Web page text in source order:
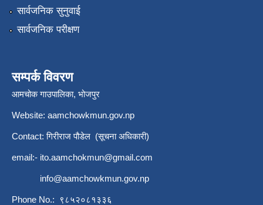
सार्वजनिक सुनुवाई
सार्वजनिक परीक्षण
सम्पर्क विवरण
आमचोक गाउपालिका, भोजपुर
Website: aamchowkmun.gov.np
Contact: गिरीराज पौडेल (सूचना अधिकारी)
email:- ito.aamchokmun@gmail.com
info@aamchowkmun.gov.np
Phone No.: ९८५२०८१३३६